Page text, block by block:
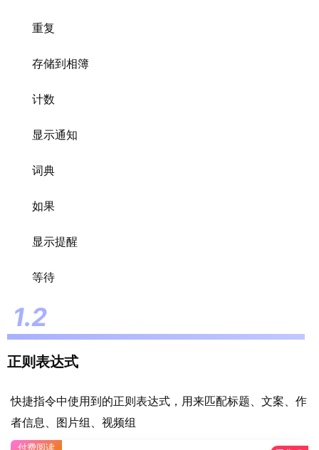
重复
存储到相簿
计数
显示通知
词典
如果
显示提醒
等待
正则表达式
快捷指令中使用到的正则表达式，用来匹配标题、文案、作
者信息、图片组、视频组
付费阅读